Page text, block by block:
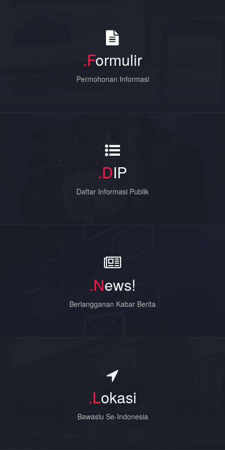
.Formulir
Permohonan Informasi
.DIP
Daftar Informasi Publik
.News!
Berlangganan Kabar Berita
.Lokasi
Bawaslu Se-Indonesia